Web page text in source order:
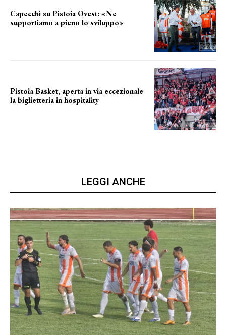
Capecchi su Pistoia Ovest: «Ne
supportiamo a pieno lo sviluppo»
Pistoia Basket, aperta in via eccezionale
la biglietteria in hospitality
LEGGI ANCHE